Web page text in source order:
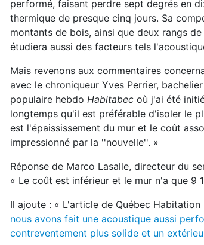
performé, faisant perdre sept degrés en
thermique de presque cinq jours. Sa
montants de bois, ainsi que deux rangs
étudiera aussi des facteurs tels
Mais revenons aux commentaires
avec le chroniqueur Yves Perrier,
populaire hebdo Habitabec où j'ai été
longtemps qu'il est préférable d'isoler le
est l'épaississement du mur et le coût
impressionné par la ''nouvelle''. »
Réponse de Marco Lasalle, directeur du
« Le coût est inférieur et le mur n'a que 9
Il ajoute : « L'article de Québec
nous avons fait une acoustique aussi
contreventement plus solide et un